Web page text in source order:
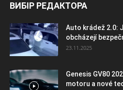
ВИБІР РЕДАКТОРА
Auto krádež 2.0:
obcházejí
23.11.2025
Genesis GV80
motoru a nové